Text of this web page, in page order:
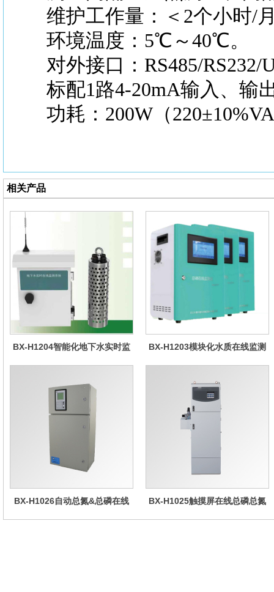
维护工作量：＜2个小时/
环境温度：5℃～40℃。
对外接口：RS485/RS232/
标配1路4-20mA输入、输
功耗：200W（
相关产品
BX-H1204智能化地下水实时监
BX-H1203模块化水质在线监测
BX-H1026自动总氮&总磷在线
BX-H1025触摸屏在线总磷总氮